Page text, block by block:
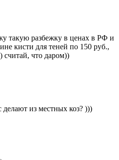
такую разбежку в ценах в РФ и
кисти для теней по 150 руб.,
считай, что даром))
из местных коз? )))